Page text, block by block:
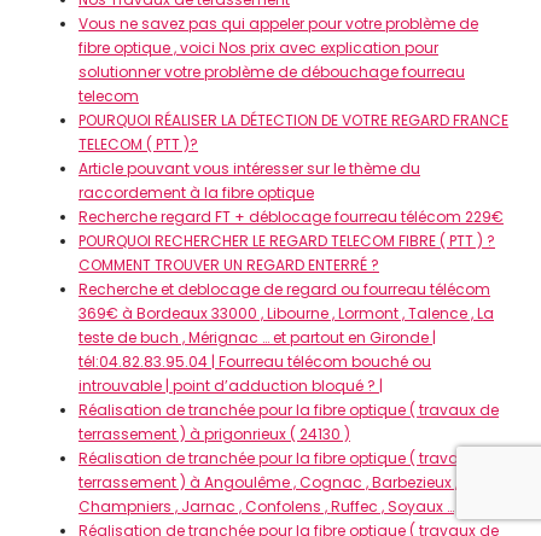
Vous ne savez pas qui appeler pour votre problème de
fibre optique , voici Nos prix avec explication pour
solutionner votre problème de débouchage fourreau
telecom
POURQUOI RÉALISER LA DÉTECTION DE VOTRE REGARD FRANCE
TELECOM ( PTT )?
Article pouvant vous intéresser sur le thème du
raccordement à la fibre optique
Recherche regard FT + déblocage fourreau télécom 229€
POURQUOI RECHERCHER LE REGARD TELECOM FIBRE ( PTT ) ?
COMMENT TROUVER UN REGARD ENTERRÉ ?
Recherche et deblocage de regard ou fourreau télécom
369€ à Bordeaux 33000 , Libourne , Lormont , Talence , La
teste de buch , Mérignac … et partout en Gironde |
tél:04.82.83.95.04 | Fourreau télécom bouché ou
introuvable | point d’adduction bloqué ? |
Réalisation de tranchée pour la fibre optique ( travaux de
terrassement ) à prigonrieux ( 24130 )
Réalisation de tranchée pour la fibre optique ( travaux de
terrassement ) à Angoulême , Cognac , Barbezieux ,
Champniers , Jarnac , Confolens , Ruffec , Soyaux …
Réalisation de tranchée pour la fibre optique ( travaux de